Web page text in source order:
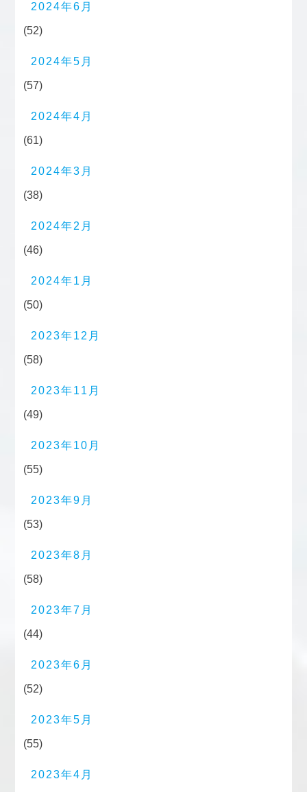
2024年6月
(52)
2024年5月
(57)
2024年4月
(61)
2024年3月
(38)
2024年2月
(46)
2024年1月
(50)
2023年12月
(58)
2023年11月
(49)
2023年10月
(55)
2023年9月
(53)
2023年8月
(58)
2023年7月
(44)
2023年6月
(52)
2023年5月
(55)
2023年4月